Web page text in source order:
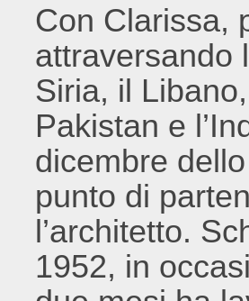
Con Clarissa,
attraversando
Siria, il
Pakistan e
dicembre
punto di
l’architetto.
1952, in